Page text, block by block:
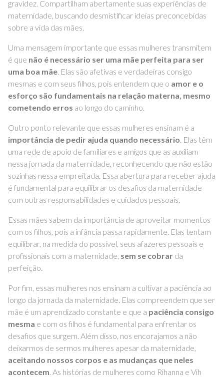
gravidez. Compartilham abertamente suas experiências de
maternidade, buscando desmistificar ideias preconcebidas
sobre a vida das mães.
Uma mensagem importante que essas mulheres transmitem
é que não é necessário ser uma mãe perfeita para ser
uma boa mãe. Elas são afetivas e verdadeiras consigo
mesmas e com seus filhos, pois entendem que o amor e o
esforço são fundamentais na relação materna, mesmo
cometendo erros ao longo do caminho.
Outro ponto relevante que essas mulheres ensinam é a
importância de pedir ajuda quando necessário. Elas têm
uma rede de apoio de familiares e amigos que as auxiliam
nessa jornada da maternidade, reconhecendo que não estão
sozinhas nessa empreitada. Essa abertura para receber ajuda
é fundamental para equilibrar os desafios da maternidade
com outras responsabilidades e cuidados pessoais.
Essas mães sabem da importância de aproveitar momentos
com os filhos, pois a infância passa rapidamente. Elas tentam
equilibrar, na medida do possível, seus afazeres pessoais e
profissionais com a maternidade, sem se cobrar da
perfeição.
Por fim, essas mulheres nos ensinam a cultivar a paciência ao
longo da jornada da maternidade. Elas compreendem que ser
mãe é um aprendizado constante e que a paciência consigo
mesma e com os filhos é fundamental para enfrentar os
desafios que surgem. Além disso, nos encorajamos a não
deixarmos de sermos mulheres apesar da maternidade,
aceitando nossos corpos e as mudanças que neles
acontecem. As histórias de mulheres como Rihanna e Vih